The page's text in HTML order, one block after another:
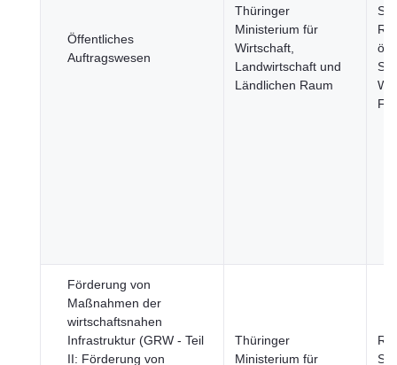
Öffentliches
Auftragswesen
Thüringer
Ministerium für
Wirtschaft,
Landwirtschaft und
Ländlichen Raum
Förderung von
Maßnahmen der
wirtschaftsnahen
Infrastruktur (GRW - Teil
II: Förderung von
Thüringer
Ministerium für